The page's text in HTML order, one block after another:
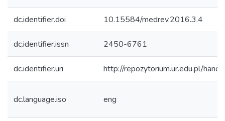
dc.identifier.doi 10.15584/medrev.2016.3.4
dc.identifier.issn 2450-6761
dc.identifier.uri http://repozytorium.ur.edu.pl/
dc.language.iso eng